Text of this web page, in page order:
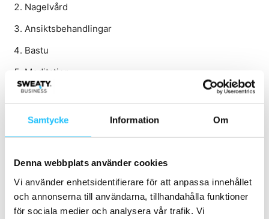
Samtycke Information Om
Denna webbplats använder cookies
Vi använder enhetsidentifierare för att anpassa innehållet
och annonserna till användarna, tillhandahålla funktioner
för sociala medier och analysera vår trafik. Vi
Nagelvård
Ansiktsbehandlingar
Bastu
Meditation
Hårstyling
Hårborttagning
Sports recovery
Kryoterapi
Ögonfransar
ClassPass-användare kombinerar träningsaktiviteter med